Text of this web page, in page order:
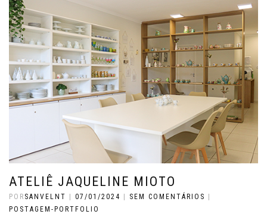
ATELIÊ JAQUELINE MIOTO
POR SANVELNT | 07/01/2024 | SEM COMENTÁRIOS |
POSTAGEM-PORTFOLIO